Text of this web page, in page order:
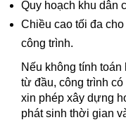
Quy hoạch khu dân
Chiều cao tối đa
công trình.
Nếu không tính
từ đầu, công trình
xin phép xây dựng
phát sinh thời gian